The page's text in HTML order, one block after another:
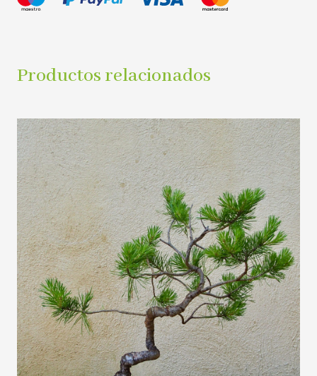
Productos relacionados